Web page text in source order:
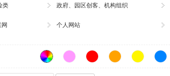
类 政府、园区创客、机构组织
个人网站